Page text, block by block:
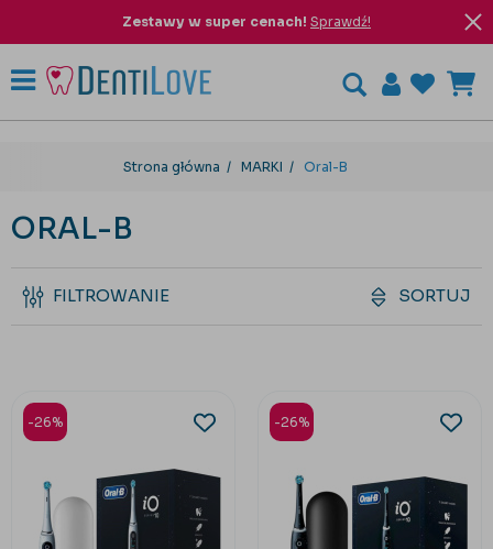
Zestawy w super cenach! Sprawdź!
Strona główna MARKI Oral-B
ORAL-B
FILTROWANIE SORTUJ
-26% -26%